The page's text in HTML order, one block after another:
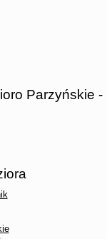
Parzyńskie -